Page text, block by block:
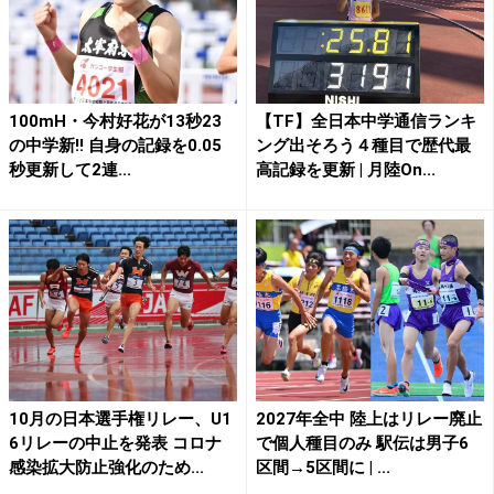
100mH・今村好花が13秒23
の中学新!! 自身の記録を0.05
秒更新して2連...
【TF】全日本中学通信ランキ
ング出そろう４種目で歴代最
高記録を更新 | 月陸On...
10月の日本選手権リレー、U1
6リレーの中止を発表 コロナ
感染拡大防止強化のため...
2027年全中 陸上はリレー廃止
で個人種目のみ 駅伝は男子6
区間→5区間に | ...